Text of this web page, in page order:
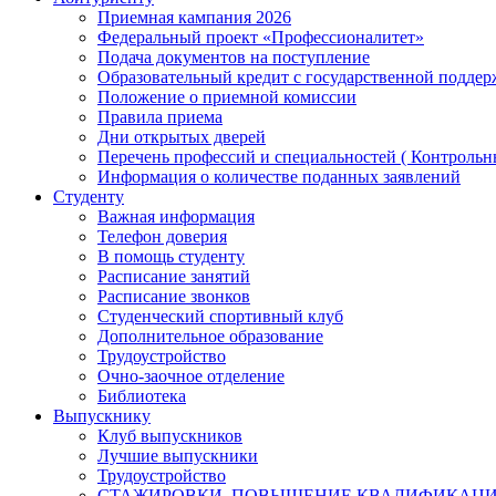
Приемная кампания 2026
Федеральный проект «Профессионалитет»
Подача документов на поступление
Образовательный кредит с государственной
Положение о приемной комиссии
Правила приема
Дни открытых дверей
Перечень профессий и специальностей (
Информация о количестве поданных заявлений
Студенту
Важная информация
Телефон доверия
В помощь студенту
Расписание занятий
Расписание звонков
Студенческий спортивный клуб
Дополнительное образование
Трудоустройство
Очно-заочное отделение
Библиотека
Выпускнику
Клуб выпускников
Лучшие выпускники
Трудоустройство